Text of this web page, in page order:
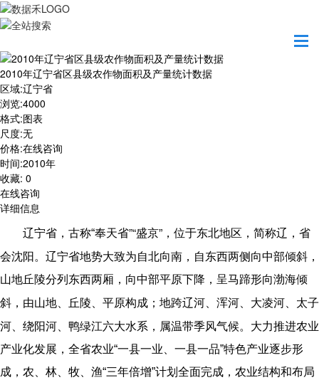
2010年辽宁省区县级农作物面积及产量统计数据
2010年辽宁省区县级农作物面积及产量统计数据
区域:辽宁省
浏览:4000
格式:图表
尺度:无
价格:在线咨询
时间:2010年
收藏: 0
在线咨询
详细信息
辽宁省，古称“奉天省”“盛京” ，位于东北地区 ，简称辽 ，省
会沈阳 。辽宁省地势大致为自北向南，自东西两侧向中部倾斜，
山地丘陵分列东西两厢，向中部平原下降，呈马蹄形向渤海倾
斜，由山地、丘陵、平原构成；地跨辽河 浑河 大凌河
太子
河
绕阳河 鸭绿江六大水系，属温带季风气候。大力推进农业
产业化发展，全省农业“一县一业、一县一品”特色产业逐步形
成，农、林、牧、渔“三年倍增”计划全面完成，农业结构和布局